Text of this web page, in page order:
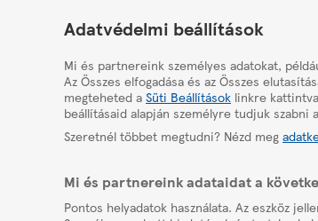
HelpPage
Adatvédelmi beállítások
Mi és partnereink személyes adatokat,
Az Összes elfogadása és az Összes
megteheted a Süti Beállítások linkre
beállításaid alapján személyre tudjuk szabni
Szeretnél többet megtudni? Nézd meg
Mi és partnereink adataidat a
Pontos helyadatok használata. Az eszköz